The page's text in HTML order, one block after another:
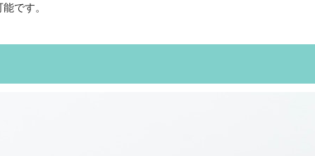
です。